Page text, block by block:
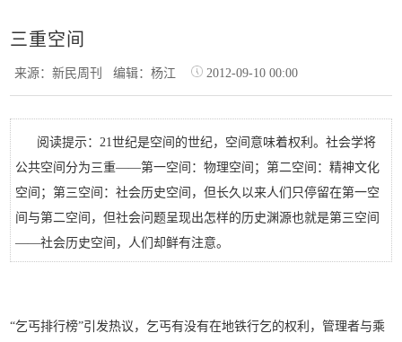
三重空间
来源：新民周刊编辑：杨江 2012-09-10 00:00
阅读提示：21世纪是空间的世纪，空间意味着权利。社会学将
公共空间分为三重——第一空间：物理空间；第二空间：精神文化
空间；第三空间：社会历史空间，但长久以来人们只停留在第一空
间与第二空间，但社会问题呈现出怎样的历史渊源也就是第三空间
——社会历史空间，人们却鲜有注意。
“乞丐排行榜”引发热议，乞丐有没有在地铁行乞的权利，管理者与乘